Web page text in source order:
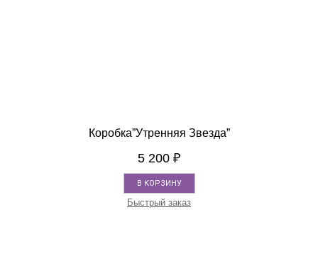
Коробка”Утренняя Звезда”
5 200 ₽
В КОРЗИНУ
Быстрый заказ